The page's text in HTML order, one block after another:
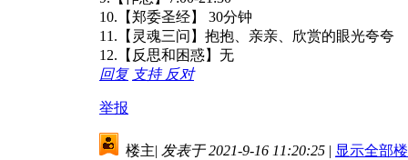
10.【郑委圣经】 30分钟
11.【灵魂三问】抱抱、亲亲、欣赏的眼光夸夸
12.【反思和困惑】无
回复 支持 反对
举报
楼主| 发表于 2021-9-16 11:20:25 | 显示全部